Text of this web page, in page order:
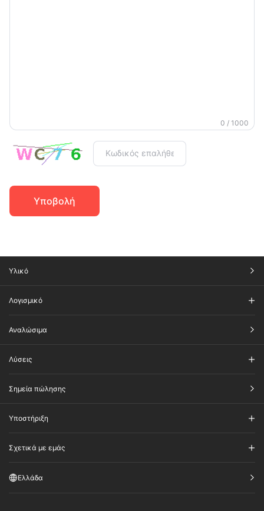
0 / 1000
Υποβολή
Υλικό
Λογισμικό
Αναλώσιμα
Λύσεις
Σημεία πώλησης
Υποστήριξη
Σχετικά με εμάς
Ελλάδα